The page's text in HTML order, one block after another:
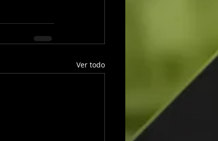
Ver todo